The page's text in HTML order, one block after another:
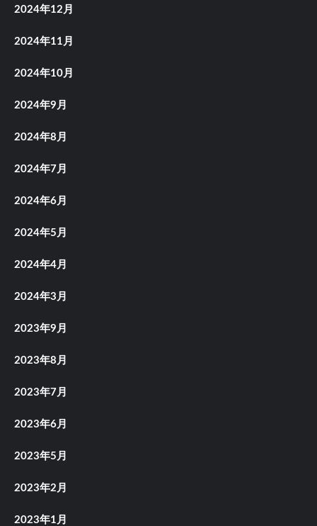
2024年12月
2024年11月
2024年10月
2024年9月
2024年8月
2024年7月
2024年6月
2024年5月
2024年4月
2024年3月
2023年9月
2023年8月
2023年7月
2023年6月
2023年5月
2023年2月
2023年1月